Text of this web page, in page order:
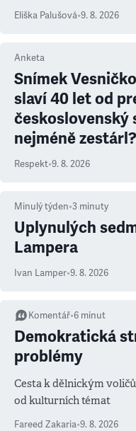
Eliška Palušová•9. 8. 2026
Anketa
Snímek
slaví 40 let od
československý
nejméně zestárl?
Respekt•9. 8. 2026
Minulý týden•3 minuty
Uplynulých
Lampera
Ivan Lamper•9. 8. 2026
Komentář•6 minut
Demokratická
problémy
Cesta k dělnickým
od kulturních témat
Fareed Zakaria•9. 8. 2026